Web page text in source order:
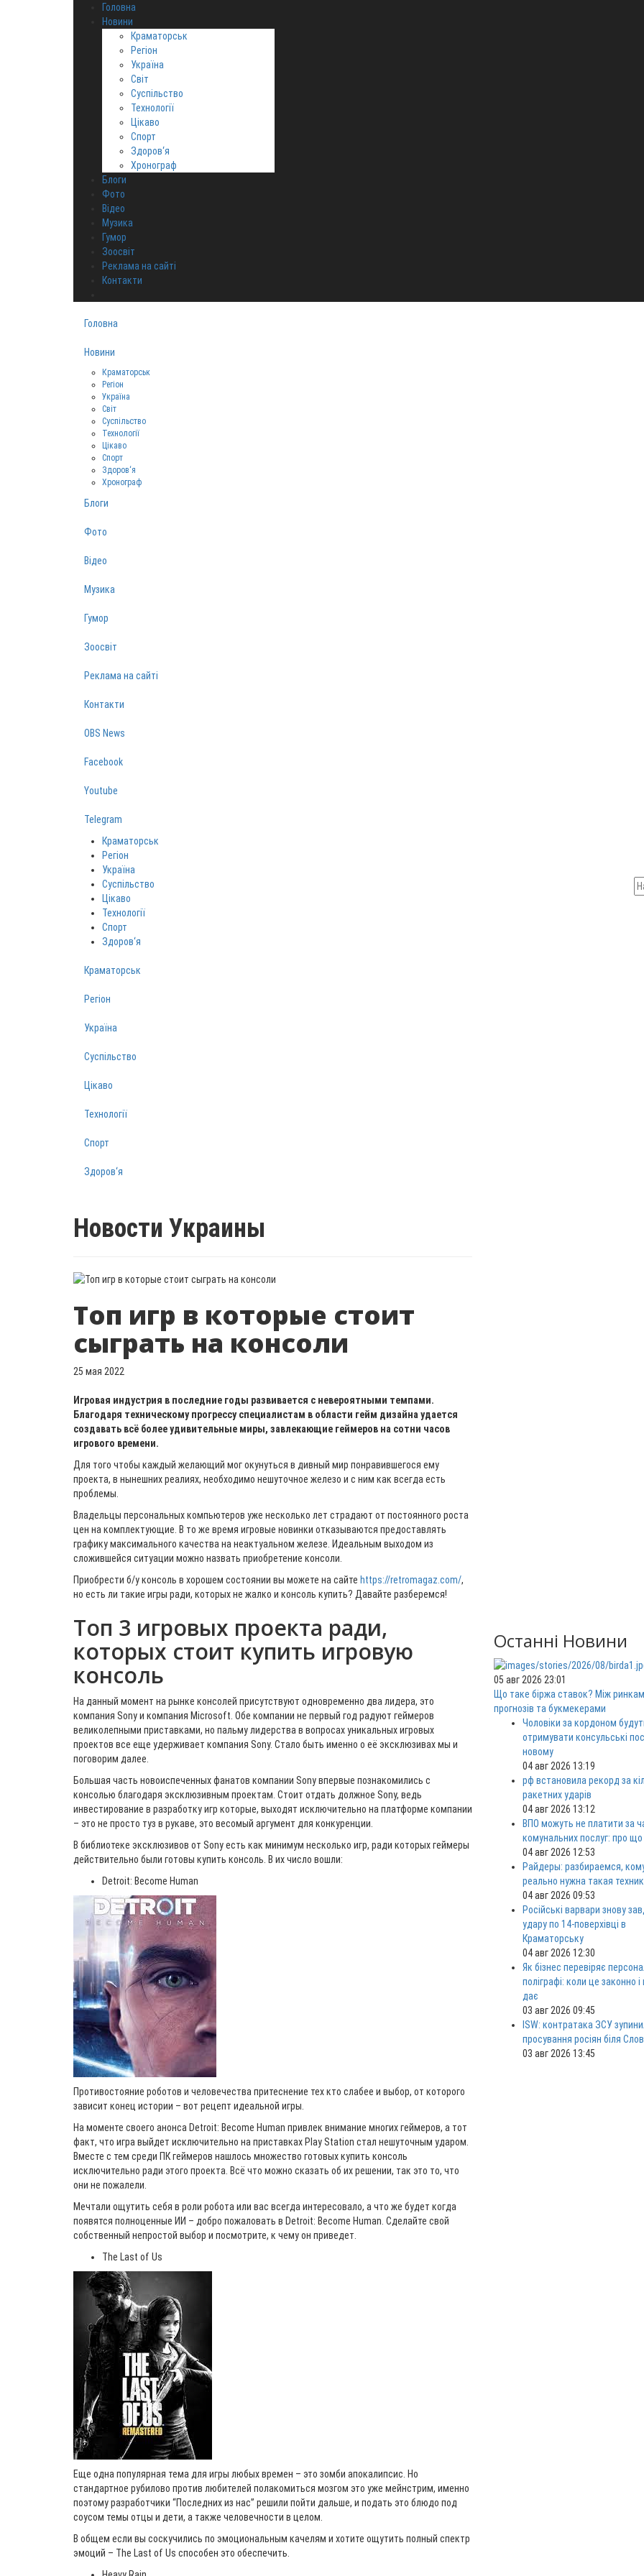
Головна
Новини
Краматорськ
Регіон
Україна
Світ
Суспільство
Технології
Цікаво
Спорт
Здоров‘я
Хронограф
Блоги
Фото
Відео
Музика
Гумор
Зоосвіт
Реклама на сайті
Контакти
Головна
Новини
Краматорськ
Регіон
Україна
Світ
Суспільство
Технології
Цікаво
Спорт
Здоров‘я
Хронограф
Блоги
Фото
Відео
Музика
Гумор
Зоосвіт
Реклама на сайті
Контакти
OBS News
Facebook
Youtube
Telegram
Краматорськ
Регіон
Україна
Суспільство
Цікаво
Технології
Спорт
Здоров‘я
Краматорськ
Регіон
Україна
Суспільство
Цікаво
Технології
Спорт
Здоров‘я
Новости Украины
Топ игр в которые стоит
сыграть на консоли
25 мая 2022
Игровая индустрия в последние годы развивается с невероятными темпами.
Благодаря техническому прогрессу специалистам в области гейм дизайна удается
создавать всё более удивительные миры, завлекающие геймеров на сотни часов
игрового времени.
Для того чтобы каждый желающий мог окунуться в дивный мир понравившегося ему
проекта, в нынешних реалиях, необходимо нешуточное железо и с ним как всегда есть
проблемы.
Владельцы персональных компьютеров уже несколько лет страдают от постоянного роста
цен на комплектующие. В то же время игровые новинки отказываются предоставлять
графику максимального качества на неактуальном железе. Идеальным выходом из
сложившейся ситуации можно назвать приобретение консоли.
Приобрести б/у консоль в хорошем состоянии вы можете на сайте https://retromagaz.com/,
но есть ли такие игры ради, которых не жалко и консоль купить? Давайте разберемся!
Топ 3 игровых проекта ради,
которых стоит купить игровую
консоль
На данный момент на рынке консолей присутствуют одновременно два лидера, это
компания Sony и компания Microsoft. Обе компании не первый год радуют геймеров
великолепными приставками, но пальму лидерства в вопросах уникальных игровых
проектов все еще удерживает компания Sony. Стало быть именно о её эксклюзивах мы и
поговорим далее.
Большая часть новоиспеченных фанатов компании Sony впервые познакомились с
консолью благодаря эксклюзивным проектам. Стоит отдать должное Sony, ведь
инвестирование в разработку игр которые, выходят исключительно на платформе компании
– это не просто туз в рукаве, это весомый аргумент для конкуренции.
В библиотеке эксклюзивов от Sony есть как минимум несколько игр, ради которых геймеры
действительно были готовы купить консоль. В их число вошли:
Detroit: Become Human
Противостояние роботов и человечества притеснение тех кто слабее и выбор, от которого
зависит конец истории – вот рецепт идеальной игры.
На моменте своего анонса Detroit: Become Human привлек внимание многих геймеров, а тот
факт, что игра выйдет исключительно на приставках Play Station стал нешуточным ударом.
Вместе с тем среди ПК геймеров нашлось множество готовых купить консоль
исключительно ради этого проекта. Всё что можно сказать об их решении, так это то, что
они не пожалели.
Мечтали ощутить себя в роли робота или вас всегда интересовало, а что же будет когда
появятся полноценные ИИ – добро пожаловать в Detroit: Become Human. Сделайте свой
собственный непростой выбор и посмотрите, к чему он приведет.
The Last of Us
Еще одна популярная тема для игры любых времен – это зомби апокалипсис. Но
стандартное рубилово против любителей полакомиться мозгом это уже мейнстрим, именно
поэтому разработчики “Последних из нас” решили пойти дальше, и подать это блюдо под
соусом темы отцы и дети, а также человечности в целом.
В общем если вы соскучились по эмоциональным качелям и хотите ощутить полный спектр
эмоций – The Last of Us способен это обеспечить.
Останні Новини
05 авг 2026 23:01
Що таке біржа ставок? Між
прогнозів та букмекерами
Чоловіки за кордоном
отримувати консульські
новому
04 авг 2026 13:19
рф встановила рекорд за
ракетних ударів
04 авг 2026 13:12
ВПО можуть не платити за
комунальних послуг: про
04 авг 2026 12:53
Райдеры: разбираемся,
реально нужна такая
04 авг 2026 09:53
Російські варвари знову
удару по 14-поверхівці в
Краматорську
04 авг 2026 12:30
Як бізнес перевіряє
поліграфі: коли це законно
дає
03 авг 2026 09:45
ISW: контратака ЗСУ
просування росіян біля
03 авг 2026 13:45